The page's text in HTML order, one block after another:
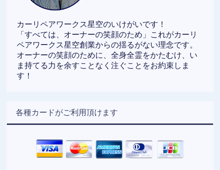
カーリペアワークス星空のいけがいです！
「すべては、オーナーの笑顔のため」これがカーリ
ペアワークス星空創業からの揺るがない理念です。
オーナーの笑顔のために、全身全霊をかたむけ、い
ま持てる力を余すことなく注ぐことをお約束しま
す！
各種カードがご利用頂けます